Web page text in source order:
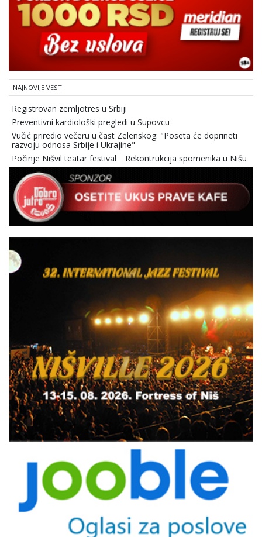
NAJNOVIJE VESTI
Registrovan zemljotres u Srbiji
Preventivni kardiološki pregledi u Supovcu
Vučić priredio večeru u čast Zelenskog: "Poseta će doprineti
razvoju odnosa Srbije i Ukrajine"
Počinje Nišvil teatar festival
Rekontrukcija spomenika u Nišu